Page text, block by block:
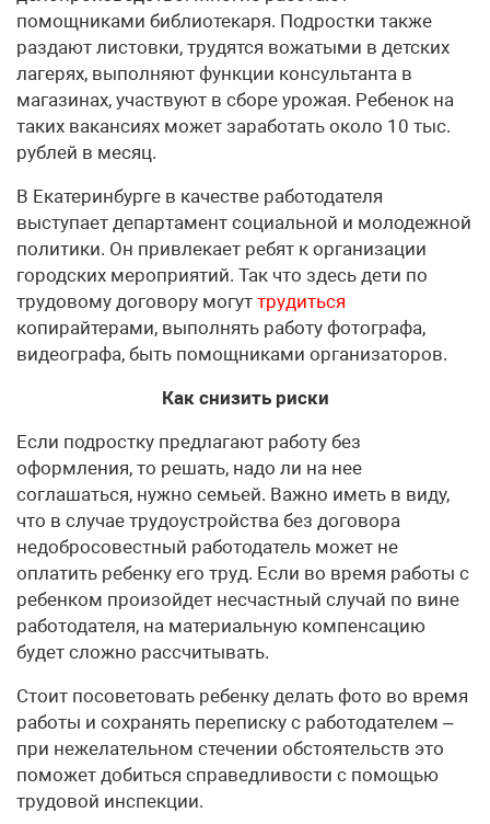
помощниками библиотекаря. Подростки также
раздают листовки, трудятся вожатыми в детских
лагерях, выполняют функции консультанта в
магазинах, участвуют в сборе урожая. Ребенок на
таких вакансиях может заработать около 10 тыс.
рублей в месяц.
В Екатеринбурге в качестве работодателя
выступает департамент социальной и молодежной
политики. Он привлекает ребят к организации
городских мероприятий. Так что здесь дети по
трудовому договору могут трудиться
копирайтерами, выполнять работу фотографа,
видеографа, быть помощниками организаторов.
Как снизить риски
Если подростку предлагают работу без
оформления, то решать, надо ли на нее
соглашаться, нужно семьей. Важно иметь в виду,
что в случае трудоустройства без договора
недобросовестный работодатель может не
оплатить ребенку его труд. Если во время работы с
ребенком произойдет несчастный случай по вине
работодателя, на материальную компенсацию
будет сложно рассчитывать.
Стоит посоветовать ребенку делать фото во время
работы и сохранять переписку с работодателем –
при нежелательном стечении обстоятельств это
поможет добиться справедливости с помощью
трудовой инспекции.